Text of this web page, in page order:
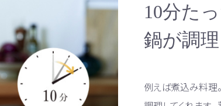
10分た
鍋が調
例えば煮込み料理